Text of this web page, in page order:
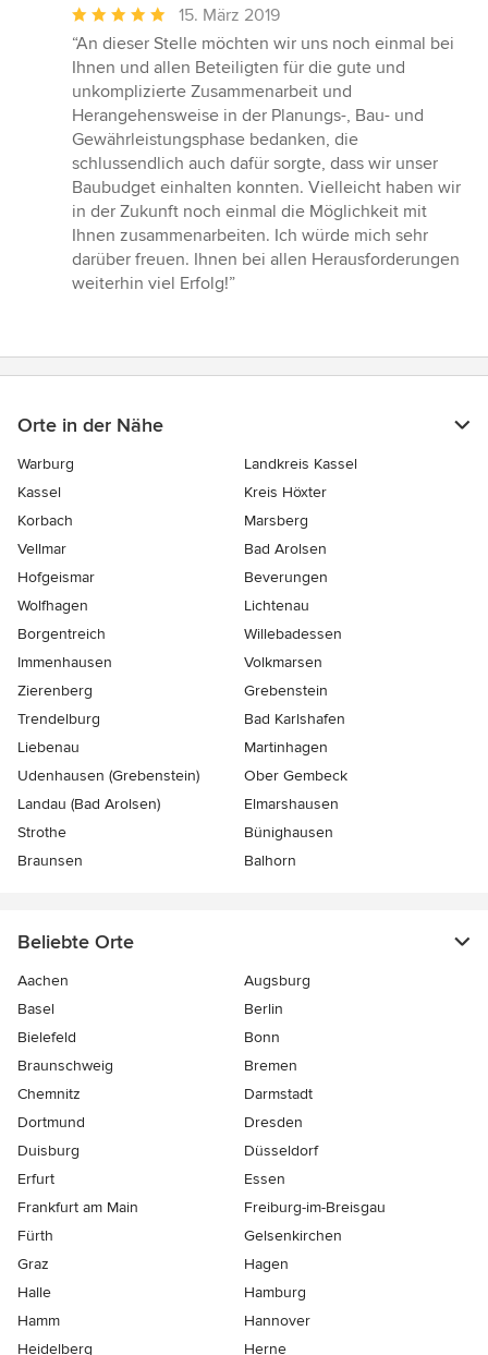
Durchschnittliche
Bewertung:
5
von
5
Sternen
15. März 2019
“An dieser Stelle möchten wir uns noch einmal bei
Ihnen und allen Beteiligten für die gute und
unkomplizierte Zusammenarbeit und
Herangehensweise in der Planungs-, Bau- und
Gewährleistungsphase bedanken, die
schlussendlich auch dafür sorgte, dass wir unser
Baubudget einhalten konnten. Vielleicht haben wir
in der Zukunft noch einmal die Möglichkeit mit
Ihnen zusammenarbeiten. Ich würde mich sehr
darüber freuen. Ihnen bei allen Herausforderungen
weiterhin viel Erfolg!”
Orte in der Nähe
Warburg
Landkreis Kassel
Kassel
Kreis Höxter
Korbach
Marsberg
Vellmar
Bad Arolsen
Hofgeismar
Beverungen
Wolfhagen
Lichtenau
Borgentreich
Willebadessen
Immenhausen
Volkmarsen
Zierenberg
Grebenstein
Trendelburg
Bad Karlshafen
Liebenau
Martinhagen
Udenhausen (Grebenstein)
Ober Gembeck
Landau (Bad Arolsen)
Elmarshausen
Strothe
Bünighausen
Braunsen
Balhorn
Beliebte Orte
Aachen
Augsburg
Basel
Berlin
Bielefeld
Bonn
Braunschweig
Bremen
Chemnitz
Darmstadt
Dortmund
Dresden
Duisburg
Düsseldorf
Erfurt
Essen
Frankfurt am Main
Freiburg-im-Breisgau
Fürth
Gelsenkirchen
Graz
Hagen
Halle
Hamburg
Hamm
Hannover
Heidelberg
Herne